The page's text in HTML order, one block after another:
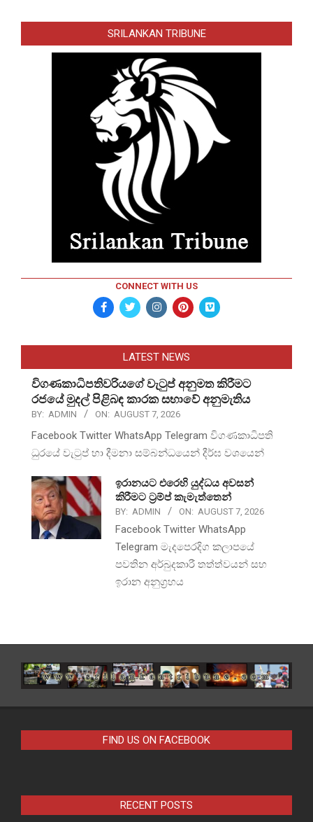
SRILANKAN TRIBUNE
CONNECT WITH US
LATEST NEWS
විගණකාධිපතිවරියගේ වැටුප් අනුමත කිරීමට
රජයේ මුදල් පිළිබඳ කාරක සභාවේ අනුමැතිය
BY: ADMIN ON: AUGUST 7, 2026
Facebook Twitter WhatsApp Telegram විගණකාධිපති
ධුරයේ වැටුප් හා දීමනා සම්බන්ධයෙන් දීර්ඝ වශයෙන්
ඉරානයට එරෙහි යුද්ධය අවසන්
කිරීමට ට්‍රම්ප් කැමැත්තෙන්
BY: ADMIN ON: AUGUST 7, 2026
Facebook Twitter WhatsApp
Telegram මැදපෙරදිග කලාපයේ
පවතින අර්බුදකාරී තත්ත්වයන් සහ
ඉරාන අනුග්‍රහය
FIND US ON FACEBOOK
RECENT POSTS